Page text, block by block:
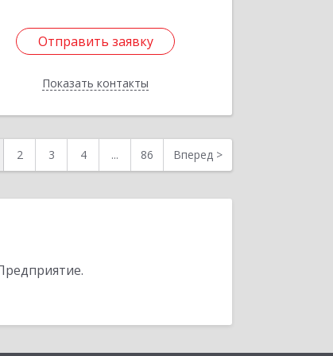
Отправить заявку
Показать контакты
Отправить заявку
Назад
2 3 4 ... 86 Вперед >